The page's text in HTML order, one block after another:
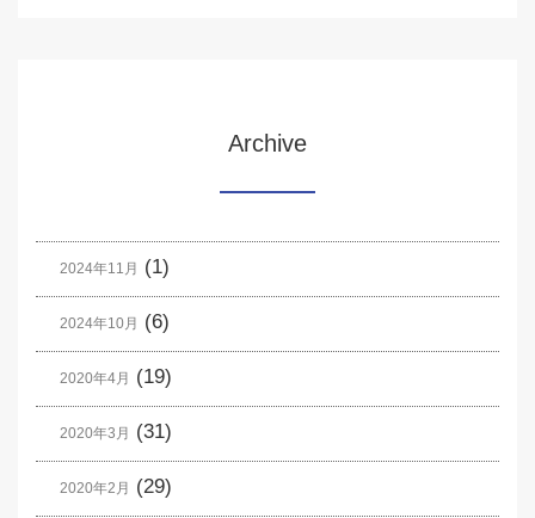
Archive
2024年11月 (1)
2024年10月 (6)
2020年4月 (19)
2020年3月 (31)
2020年2月 (29)